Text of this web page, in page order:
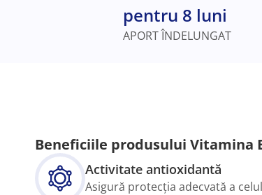
pentru 8 luni
APORT ÎNDELUNGAT
Beneficiile produsului Vitamina
Activitate antioxidantă
Asigură protecția adecvată a